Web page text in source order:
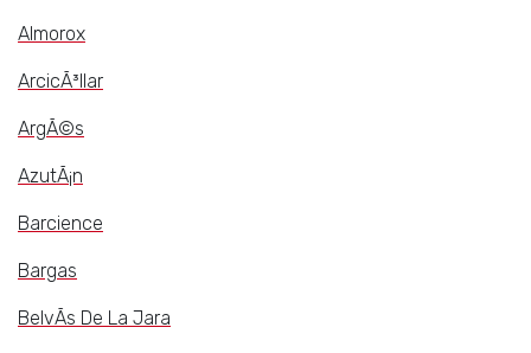
Almorox
ArcicÃ³llar
ArgÃ©s
AzutÃ¡n
Barcience
Bargas
BelvÃ­s De La Jara